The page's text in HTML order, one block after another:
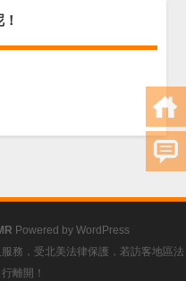
Powered by WordPress
務，受北美法律保護，若訪客地區法
離開！